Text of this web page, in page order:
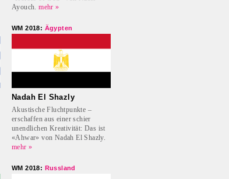
Ayouch. mehr »
WM 2018: Ägypten
Nadah El Shazly
Akustische Fluchtpunkte –
erschaffen aus einer schier
unendlichen Kreativität: Das ist
«Ahwar» von Nadah El Shazly.
mehr »
WM 2018: Russland